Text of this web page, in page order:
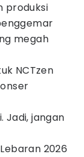
produksi
megah
NCTzen
Jadi, jangan
2026